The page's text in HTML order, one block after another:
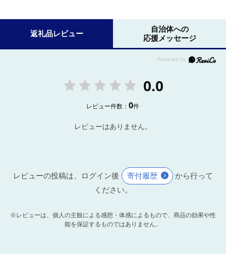
返礼品レビュー
自治体への
応援メッセージ
0.0
レビュー件数：0件
レビューはありません。
レビューの投稿は、ログイン後 寄付履歴
から行って
ください。
※レビューは、個人の主観による感想・体感によるもので、商品の効果や性
能を保証するものではありません。